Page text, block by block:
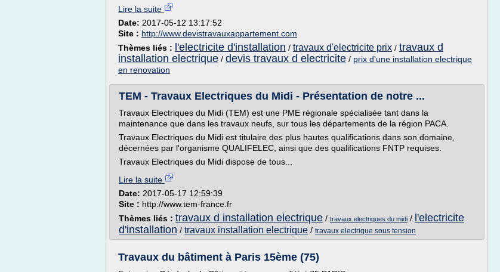
Lire la suite
Date: 2017-05-12 13:17:52
Site : http://www.devistravauxappartement.com
Thèmes liés :
l'electricite d'installation / travaux d'electricite prix / travaux d
installation electrique / devis travaux d electricite / prix d'une installation electrique
en renovation
TEM - Travaux Electriques du Midi - Présentation de notre ...
Travaux Electriques du Midi (TEM) est une PME régionale spécialisée tant dans la
maintenance que dans les travaux neufs, sur tous les départements de la région PACA.
Travaux Electriques du Midi est titulaire des plus hautes qualifications dans son domaine,
décernées par l'organisme QUALIFELEC, ainsi que des qualifications FNTP requises.
Travaux Electriques du Midi dispose de tous...
Lire la suite
Date: 2017-05-17 12:59:39
Site : http://www.tem-france.fr
Thèmes liés : travaux d installation electrique / travaux electriques du midi / l'electricite
d'installation / travaux installation electrique / travaux electrique sous tension
Travaux du bâtiment à Paris 15ème (75)